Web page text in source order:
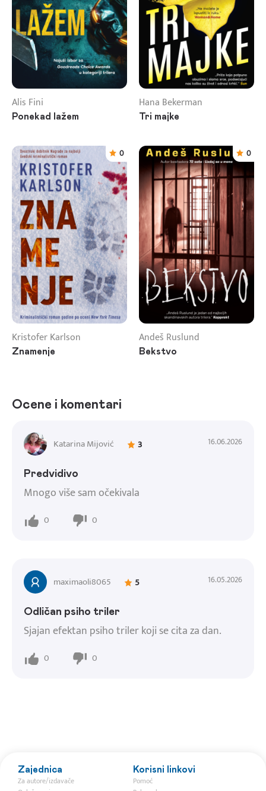
Alis Fini
Ponekad lažem
Hana Bekerman
Tri majke
0
Kristofer Karlson
Znamenje
0
Andeš Ruslund
Bekstvo
Ocene i komentari
Katarina Mijović 3 16.06.2026
Predvidivo
Mnogo više sam očekivala
0 0
maximaoli8065 5 16.05.2026
Odličan psiho triler
Sjajan efektan psiho triler koji se cita za dan.
0 0
Zajednica
Za autore/izdavače
Korisni linkovi
Pomoć